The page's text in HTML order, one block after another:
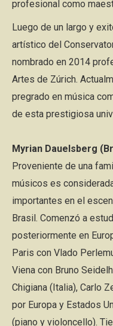
profesional como
Luego de un largo y
artístico del
nombrado en 2014
Artes de Zúrich.
pregrado en música
de esta prestigiosa
Myrian Dauelsberg
Proveniente de una
músicos es
importantes en el
Brasil. Comenzó a
posteriormente en
Paris con Vlado
Viena con Bruno
Chigiana (Italia), Carlo
por Europa y Estados
(piano y violoncello).